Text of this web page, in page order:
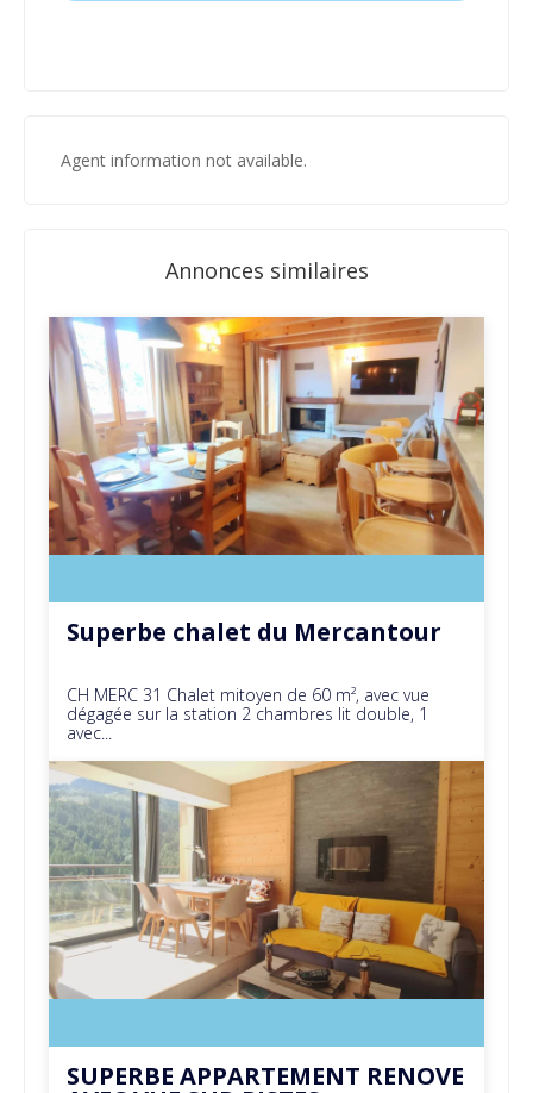
Agent information not available.
Annonces similaires
Superbe chalet du Mercantour
CH MERC 31 Chalet mitoyen de 60 m², avec vue
dégagée sur la station 2 chambres lit double, 1
avec...
SUPERBE APPARTEMENT RENOVE